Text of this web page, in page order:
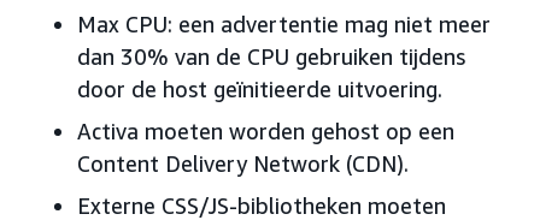
Max CPU: een advertentie mag niet meer
dan 30% van de CPU gebruiken tijdens
door de host geïnitieerde uitvoering.
Activa moeten worden gehost op een
Content Delivery Network (CDN).
Externe CSS/JS-bibliotheken moeten